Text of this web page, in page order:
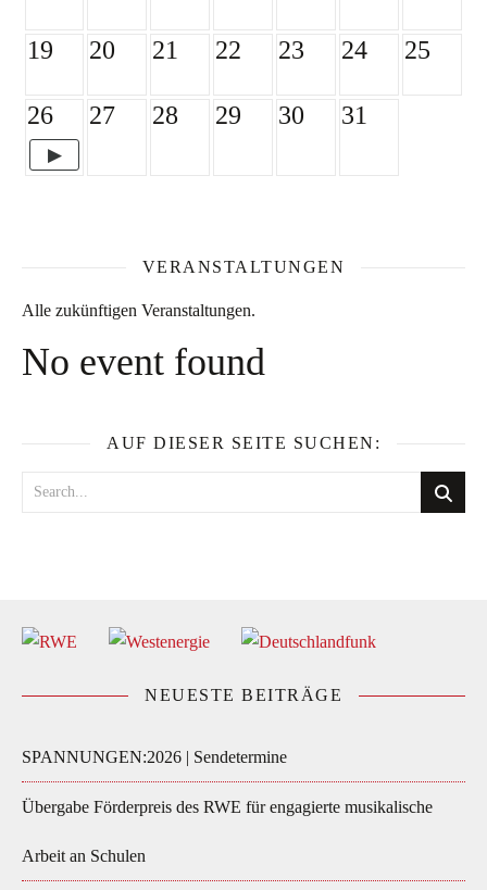
19 20 21 22 23 24 25
26 27 28 29 30 31
VERANSTALTUNGEN
Alle zukünftigen Veranstaltungen.
No event found
AUF DIESER SEITE SUCHEN:
NEUESTE BEITRÄGE
SPANNUNGEN:2026 | Sendetermine
Übergabe Förderpreis des RWE für engagierte musikalische
Arbeit an Schulen